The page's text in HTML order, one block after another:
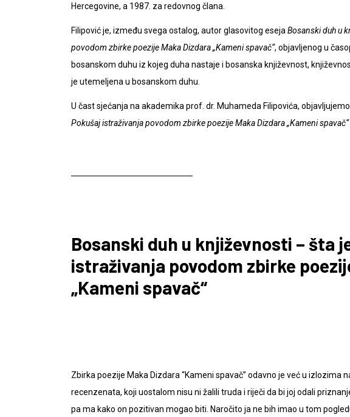
Hercegovine, a 1987. za redovnog člana.
Filipović je, između svega ostalog, autor glasovitog eseja Bosanski duh u
povodom zbirke poezije Maka Dizdara „Kameni spavač“, objavljenog u
bosanskom duhu iz kojeg duha nastaje i bosanska književnost,
je utemeljena u bosanskom duhu.
U čast sjećanja na akademika prof. dr. Muhameda Filipovića,
Pokušaj istraživanja povodom zbirke poezije Maka Dizdara „Kameni spavač“
Bosanski duh u književnosti – šta
istraživanja povodom zbirke
„Kameni spavač“
Zbirka poezije Maka Dizdara “Kameni spavač” odavno je već u izlozima
recenzenata, koji uostalom nisu ni žalili truda i riječi da bi joj odali
pa ma kako on pozitivan mogao biti. Naročito ja ne bih imao u tom